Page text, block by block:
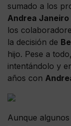
sumado a los
Andrea Janeiro
los
la decisión de
hijo. Pese a todo,
intentándolo y
años con
Aunque